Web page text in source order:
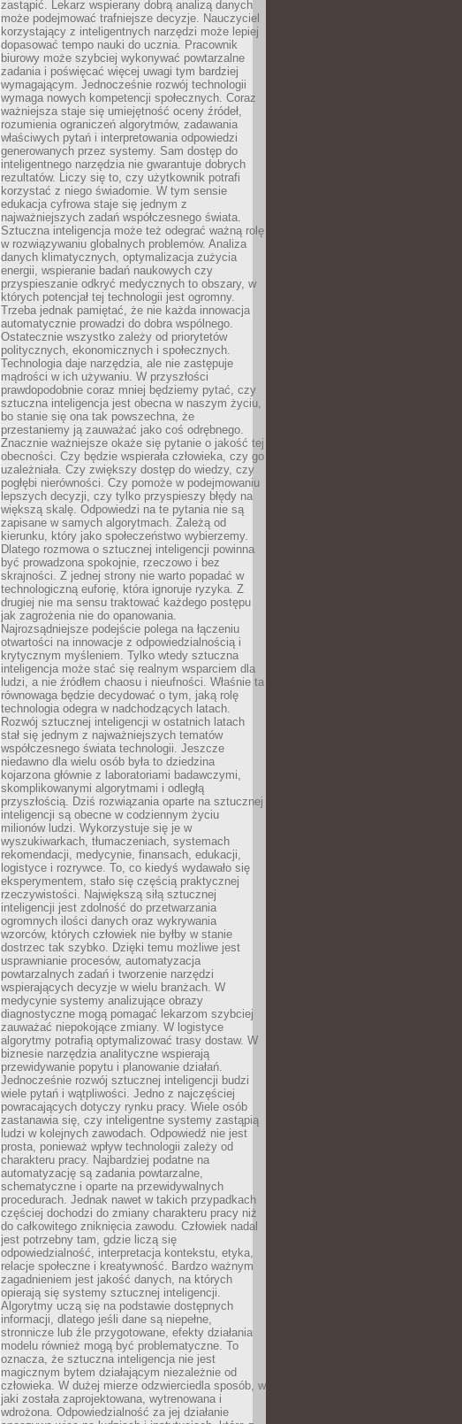
zastąpić. Lekarz wspierany dobrą analizą danych
może podejmować trafniejsze decyzje. Nauczyciel
korzystający z inteligentnych narzędzi może lepiej
dopasować tempo nauki do ucznia. Pracownik
biurowy może szybciej wykonywać powtarzalne
zadania i poświęcać więcej uwagi tym bardziej
wymagającym. Jednocześnie rozwój technologii
wymaga nowych kompetencji społecznych. Coraz
ważniejsza staje się umiejętność oceny źródeł,
rozumienia ograniczeń algorytmów, zadawania
właściwych pytań i interpretowania odpowiedzi
generowanych przez systemy. Sam dostęp do
inteligentnego narzędzia nie gwarantuje dobrych
rezultatów. Liczy się to, czy użytkownik potrafi
korzystać z niego świadomie. W tym sensie
edukacja cyfrowa staje się jednym z
najważniejszych zadań współczesnego świata.
Sztuczna inteligencja może też odegrać ważną rolę
w rozwiązywaniu globalnych problemów. Analiza
danych klimatycznych, optymalizacja zużycia
energii, wspieranie badań naukowych czy
przyspieszanie odkryć medycznych to obszary, w
których potencjał tej technologii jest ogromny.
Trzeba jednak pamiętać, że nie każda innowacja
automatycznie prowadzi do dobra wspólnego.
Ostatecznie wszystko zależy od priorytetów
politycznych, ekonomicznych i społecznych.
Technologia daje narzędzia, ale nie zastępuje
mądrości w ich używaniu. W przyszłości
prawdopodobnie coraz mniej będziemy pytać, czy
sztuczna inteligencja jest obecna w naszym życiu,
bo stanie się ona tak powszechna, że
przestaniemy ją zauważać jako coś odrębnego.
Znacznie ważniejsze okaże się pytanie o jakość tej
obecności. Czy będzie wspierała człowieka, czy go
uzależniała. Czy zwiększy dostęp do wiedzy, czy
pogłębi nierówności. Czy pomoże w podejmowaniu
lepszych decyzji, czy tylko przyspieszy błędy na
większą skalę. Odpowiedzi na te pytania nie są
zapisane w samych algorytmach. Zależą od
kierunku, który jako społeczeństwo wybierzemy.
Dlatego rozmowa o sztucznej inteligencji powinna
być prowadzona spokojnie, rzeczowo i bez
skrajności. Z jednej strony nie warto popadać w
technologiczną euforię, która ignoruje ryzyka. Z
drugiej nie ma sensu traktować każdego postępu
jak zagrożenia nie do opanowania.
Najrozsądniejsze podejście polega na łączeniu
otwartości na innowacje z odpowiedzialnością i
krytycznym myśleniem. Tylko wtedy sztuczna
inteligencja może stać się realnym wsparciem dla
ludzi, a nie źródłem chaosu i nieufności. Właśnie ta
równowaga będzie decydować o tym, jaką rolę
technologia odegra w nadchodzących latach.
Rozwój sztucznej inteligencji w ostatnich latach
stał się jednym z najważniejszych tematów
współczesnego świata technologii. Jeszcze
niedawno dla wielu osób była to dziedzina
kojarzona głównie z laboratoriami badawczymi,
skomplikowanymi algorytmami i odległą
przyszłością. Dziś rozwiązania oparte na sztucznej
inteligencji są obecne w codziennym życiu
milionów ludzi. Wykorzystuje się je w
wyszukiwarkach, tłumaczeniach, systemach
rekomendacji, medycynie, finansach, edukacji,
logistyce i rozrywce. To, co kiedyś wydawało się
eksperymentem, stało się częścią praktycznej
rzeczywistości. Największą siłą sztucznej
inteligencji jest zdolność do przetwarzania
ogromnych ilości danych oraz wykrywania
wzorców, których człowiek nie byłby w stanie
dostrzec tak szybko. Dzięki temu możliwe jest
usprawnianie procesów, automatyzacja
powtarzalnych zadań i tworzenie narzędzi
wspierających decyzje w wielu branżach. W
medycynie systemy analizujące obrazy
diagnostyczne mogą pomagać lekarzom szybciej
zauważać niepokojące zmiany. W logistyce
algorytmy potrafią optymalizować trasy dostaw. W
biznesie narzędzia analityczne wspierają
przewidywanie popytu i planowanie działań.
Jednocześnie rozwój sztucznej inteligencji budzi
wiele pytań i wątpliwości. Jedno z najczęściej
powracających dotyczy rynku pracy. Wiele osób
zastanawia się, czy inteligentne systemy zastąpią
ludzi w kolejnych zawodach. Odpowiedź nie jest
prosta, ponieważ wpływ technologii zależy od
charakteru pracy. Najbardziej podatne na
automatyzację są zadania powtarzalne,
schematyczne i oparte na przewidywalnych
procedurach. Jednak nawet w takich przypadkach
częściej dochodzi do zmiany charakteru pracy niż
do całkowitego zniknięcia zawodu. Człowiek nadal
jest potrzebny tam, gdzie liczą się
odpowiedzialność, interpretacja kontekstu, etyka,
relacje społeczne i kreatywność. Bardzo ważnym
zagadnieniem jest jakość danych, na których
opierają się systemy sztucznej inteligencji.
Algorytmy uczą się na podstawie dostępnych
informacji, dlatego jeśli dane są niepełne,
stronnicze lub źle przygotowane, efekty działania
modelu również mogą być problematyczne. To
oznacza, że sztuczna inteligencja nie jest
magicznym bytem działającym niezależnie od
człowieka. W dużej mierze odzwierciedla sposób, w
jaki została zaprojektowana, wytrenowana i
wdrożona. Odpowiedzialność za jej działanie